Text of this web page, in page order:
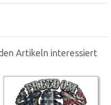
Artikeln interessiert